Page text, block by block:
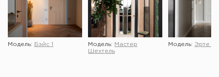
Модель: Бэйс 1 Модель:
Мастер
Шехтель
Модель: Эрте 2